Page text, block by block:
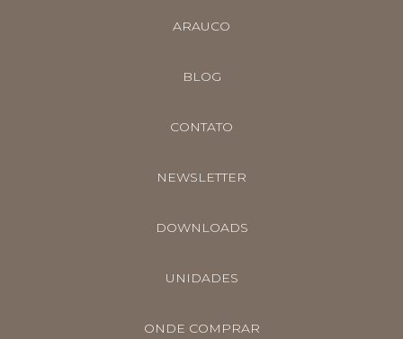
ARAUCO
BLOG
CONTATO
NEWSLETTER
DOWNLOADS
UNIDADES
ONDE COMPRAR